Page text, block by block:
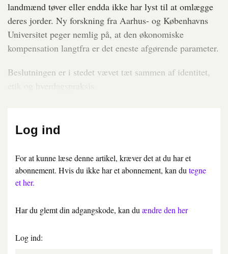
landmænd tøver eller endda ikke har lyst til at omlægge
deres jorder. Ny forskning fra Aarhus- og Københavns
Universitet peger nemlig på, at den økonomiske
kompensation langtfra er det eneste afgørende parameter.
Beslutningen er i stedet vævet tæt sammen af identitet,
Log ind
For at kunne læse denne artikel, kræver det at du har et
abonnement. Hvis du ikke har et abonnement, kan du tegne
et her.
Har du glemt din adgangskode, kan du ændre den her
Log ind: